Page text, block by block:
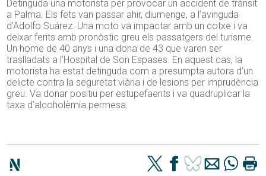
Detinguda una motorista per provocar un accident de trànsit
a Palma. Els fets van passar ahir, diumenge, a l’avinguda
d’Adolfo Suárez. Una moto va impactar amb un cotxe i va
deixar ferits amb pronòstic greu els passatgers del turisme.
Un home de 40 anys i una dona de 43 que varen ser
traslladats a l’Hospital de Son Espases. En aquest cas, la
motorista ha estat detinguda com a presumpta autora d’un
delicte contra la seguretat viària i de lesions per imprudència
greu. Va donar positiu per estupefaents i va quadruplicar la
taxa d’alcoholèmia permesa.